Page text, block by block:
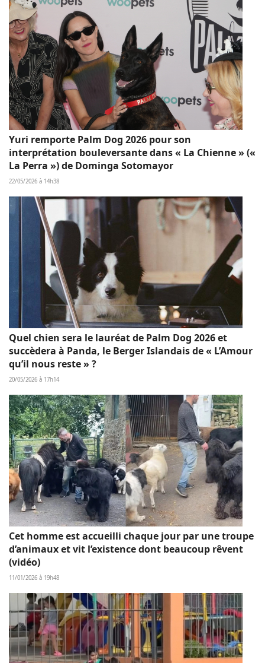
Yuri remporte Palm Dog 2026 pour son
interprétation bouleversante dans « La Chienne » («
La Perra ») de Dominga Sotomayor
22/05/2026 à 14h38
Quel chien sera le lauréat de Palm Dog 2026 et
succèdera à Panda, le Berger Islandais de « L’Amour
qu’il nous reste » ?
20/05/2026 à 17h14
Cet homme est accueilli chaque jour par une troupe
d’animaux et vit l’existence dont beaucoup rêvent
(vidéo)
11/01/2026 à 19h48